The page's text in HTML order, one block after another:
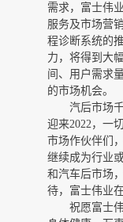
需求，富士伟
服务及市场营
程诊断系统的
力，将得到大
间、用户需求
的市场机会。
汽后市场
迎来2022，一
市场作伙伴们，
继续成为行业
和汽车后市场
待，富士伟业
祝愿富士